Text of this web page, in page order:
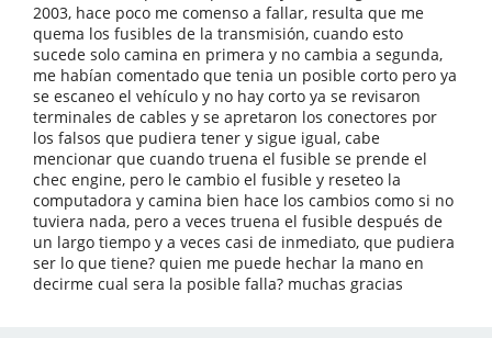
2003, hace poco me comenso a fallar, resulta que me
quema los fusibles de la transmisión, cuando esto
sucede solo camina en primera y no cambia a segunda,
me habían comentado que tenia un posible corto pero ya
se escaneo el vehículo y no hay corto ya se revisaron
terminales de cables y se apretaron los conectores por
los falsos que pudiera tener y sigue igual, cabe
mencionar que cuando truena el fusible se prende el
chec engine, pero le cambio el fusible y reseteo la
computadora y camina bien hace los cambios como si no
tuviera nada, pero a veces truena el fusible después de
un largo tiempo y a veces casi de inmediato, que pudiera
ser lo que tiene? quien me puede hechar la mano en
decirme cual sera la posible falla? muchas gracias